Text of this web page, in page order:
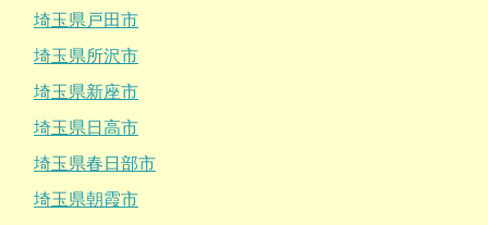
埼玉県戸田市
埼玉県所沢市
埼玉県新座市
埼玉県日高市
埼玉県春日部市
埼玉県朝霞市